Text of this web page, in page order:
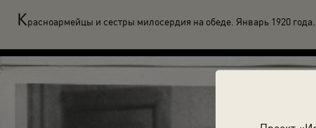
Красноармейцы и сестры милосердия на обеде. Январь 1920